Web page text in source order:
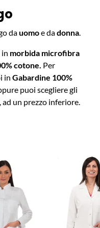
dauomoe dadonna.
in morbida microfibra
cotone. Per
in Gabardine 100%
puoi scegliere gli
, ad un prezzo inferiore.